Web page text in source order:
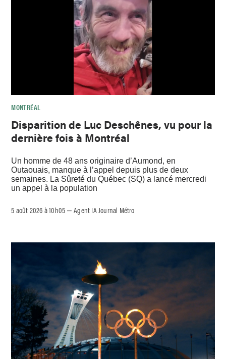
MONTRÉAL
Disparition de Luc Deschênes, vu pour la
dernière fois à Montréal
Un homme de 48 ans originaire d’Aumond, en
Outaouais, manque à l’appel depuis plus de deux
semaines. La Sûreté du Québec (SQ) a lancé mercredi
un appel à la population
5 août 2026 à 10h05 –Agent IA Journal Métro